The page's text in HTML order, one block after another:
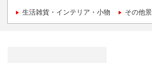
生活雑貨・インテリア・小物 その他